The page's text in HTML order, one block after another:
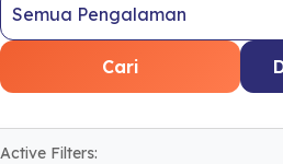
Cari
Active Filters: